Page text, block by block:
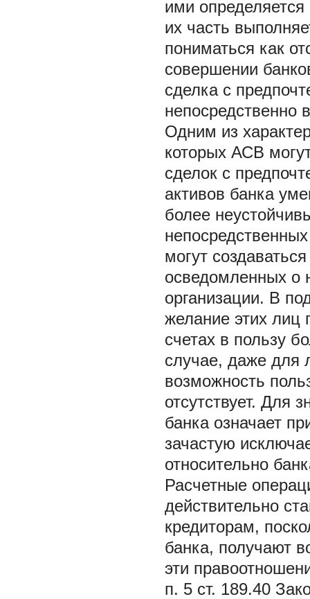
ими определяется
их часть
пониматься как
совершении
сделка с
непосредственно
Одним из
которых АСВ
сделок с
активов банка
более
могут
осведомленных о
организации. В
желание этих лиц
счетах в пользу
случае, даже для
возможность
отсутствует. Для
банка означает
зачастую
относительно
Расчетные
действительно
кредиторам,
банка, получают
эти
п. 5 ст. 189.40